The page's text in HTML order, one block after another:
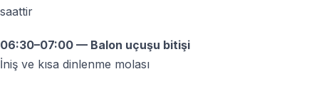
Çocuklar balon turuna katılabilir mi?
Güvenlik nedeniyle minimum yaş ve boy kriterleri
uygulanabilir — detaylar operatöre göre değişir.
saattir
06:30–07:00 — Balon uçuşu bitişi
İniş ve kısa dinlenme molası